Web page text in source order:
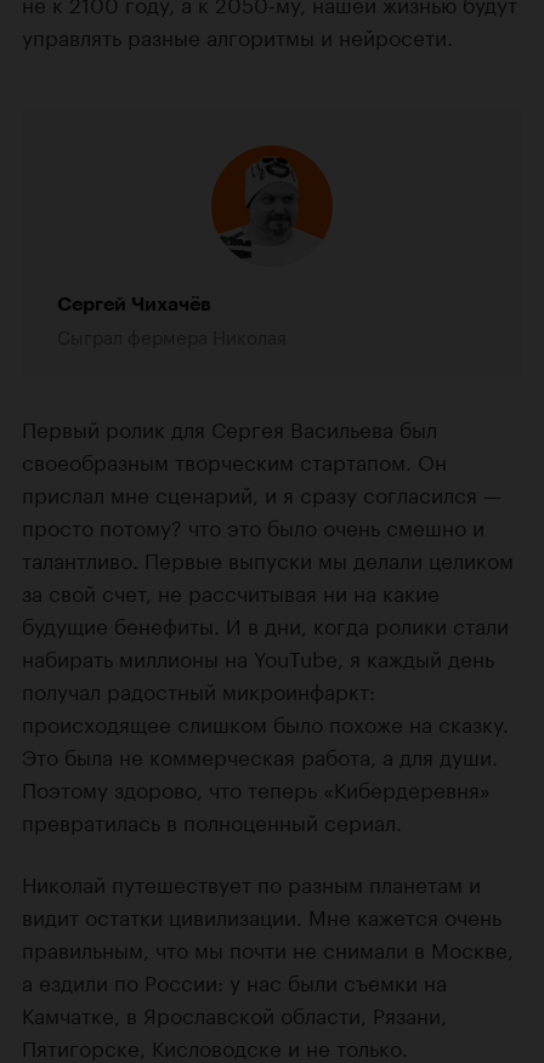
управлять разные алгоритмы и нейросети.
Сергей Чихачёв
Первый ролик для Сергея Васильева был
своеобразным творческим стартапом. Он
прислал мне сценарий, и я сразу согласился —
просто потому? что это было очень смешно и
талантливо. Первые выпуски мы делали целиком
за свой счет, не рассчитывая ни на какие
будущие бенефиты. И в дни, когда ролики стали
набирать миллионы на YouTube, я каждый день
получал радостный микроинфаркт:
происходящее слишком было похоже на сказку.
Это была не коммерческая работа, а для души.
Поэтому здорово, что теперь «Кибердеревня»
превратилась в полноценный сериал.
Николай путешествует по разным планетам и
видит остатки цивилизации. Мне кажется очень
правильным, что мы почти не снимали в Москве,
а ездили по России: у нас были съемки на
Камчатке, в Ярославской области, Рязани,
Пятигорске, Кисловодске и не только.